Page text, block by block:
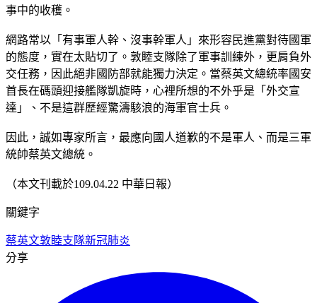
事中的收穫。
網路常以「有事軍人幹、沒事幹軍人」來形容民進黨對待國軍
的態度，實在太貼切了。敦睦支隊除了軍事訓練外，更肩負外
交任務，因此絕非國防部就能獨力決定。當蔡英文總統率國安
首長在碼頭迎接艦隊凱旋時，心裡所想的不外乎是「外交宣
達」、不是這群歷經驚濤駭浪的海軍官士兵。
因此，誠如專家所言，最應向國人道歉的不是軍人、而是三軍
統帥蔡英文總統。
（本文刊載於109.04.22 中華日報）
關鍵字
蔡英文敦睦支隊新冠肺炎
分享